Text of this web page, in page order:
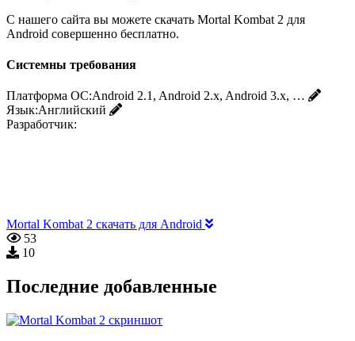
С нашего сайта вы можете скачать Mortal Kombat 2 для
Android совершенно бесплатно.
Системны требования
Платформа ОС:Android 2.1, Android 2.x, Android 3.x, …
Язык:Английский
Разработчик:
Mortal Kombat 2 скачать для Android
53
10
Последние добавленные